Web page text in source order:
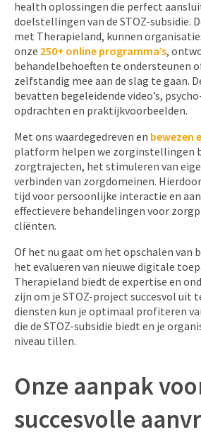
health oplossingen die perfect
doelstellingen van de STOZ-subsidie.
met Therapieland, kunnen
onze 250+ online programma’s,
behandelbehoeften te ondersteunen
zelfstandig mee aan de slag te gaan.
bevatten begeleidende video’s,
opdrachten en praktijkvoorbeelden.
Met ons waardegedreven en bewezen
platform helpen we zorginstellingen
zorgtrajecten, het stimuleren van
verbinden van zorgdomeinen.
tijd voor persoonlijke interactie en
effectievere behandelingen voor
cliënten.
Of het nu gaat om het opschalen van
het evalueren van nieuwe digitale
Therapieland biedt de expertise en
zijn om je STOZ-project succesvol uit
diensten kun je optimaal profiteren
die de STOZ-subsidie biedt en je
niveau tillen.
Onze aanpak
succesvolle